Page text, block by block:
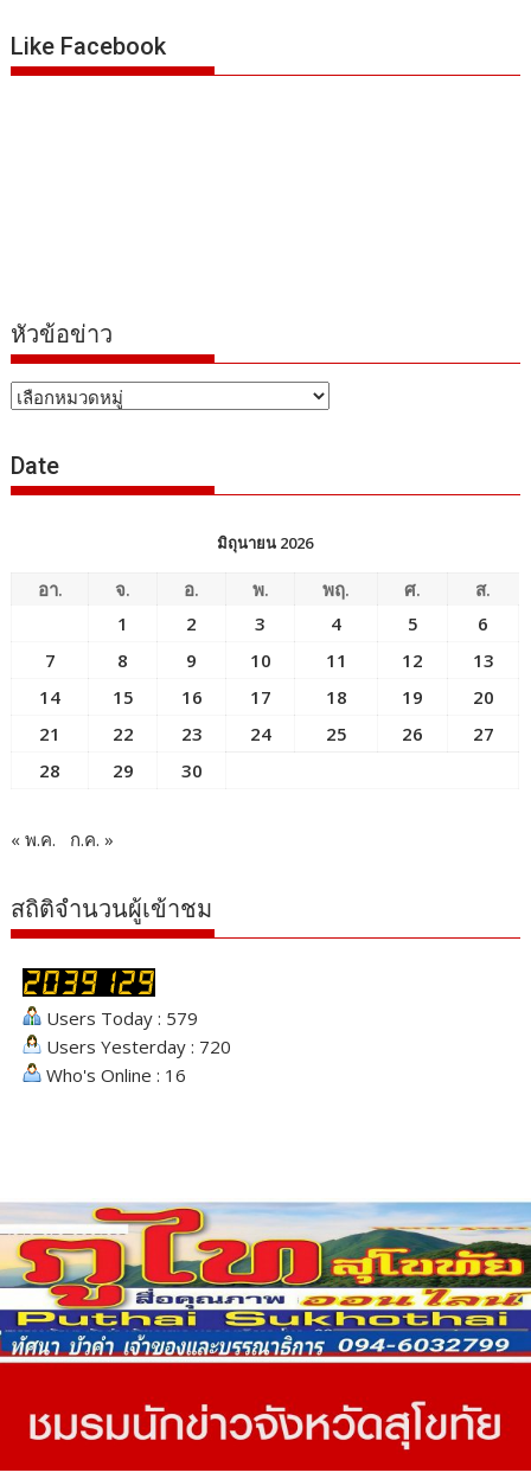
Like Facebook
หัวข้อข่าว
หัวข้อ
Date
มิถุนายน 2026
อา. จ. อ. พ. พฤ. ศ.
ส.
1
2 3 4 5
6
7
8 9 10 11 12
13
14
15 16 17 18 19
20
21
22 23 24 25 26
27
28
29 30
« พ.ค. ก.ค. »
สถิติจำนวนผู้เข้าชม
Users Today : 579
Users Yesterday : 720
Who's Online : 16